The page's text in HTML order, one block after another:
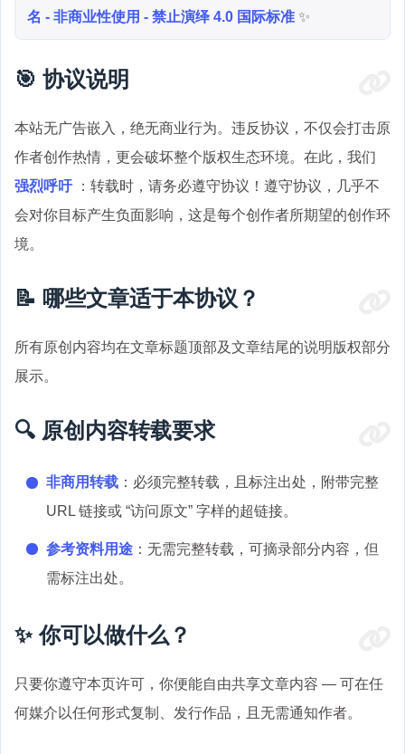
名 - 非商业性使用 - 禁止演绎 4.0 国际标准✨
🎯 协议说明
本站无广告嵌入，绝无商业行为。违反协议，不仅会打击原
作者创作热情，更会破坏整个版权生态环境。在此，我们
强烈呼吁：转载时，请务必遵守协议！遵守协议，几乎不
会对你目标产生负面影响，这是每个创作者所期望的创作环
境。
📝 哪些文章适于本协议？
所有原创内容均在文章标题顶部及文章结尾的说明版权部分
展示。
🔍 原创内容转载要求
非商用转载 ：必须完整转载，且标注出处，附带完整
URL 链接或 “访问原文” 字样的超链接。
参考资料用途 ：无需完整转载，可摘录部分内容，但
需标注出处。
✨ 你可以做什么？
只要你遵守本页许可，你便能自由共享文章内容 — 可在任
何媒介以任何形式复制、发行作品，且无需通知作者。